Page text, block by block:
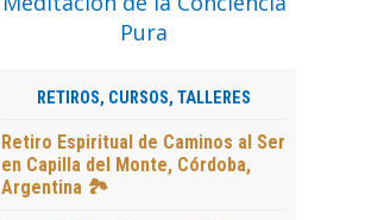
RETIROS, CURSOS, TALLERES
Retiro Espiritual de Caminos al Ser
en Capilla del Monte, Córdoba,
Argentina 🏞️